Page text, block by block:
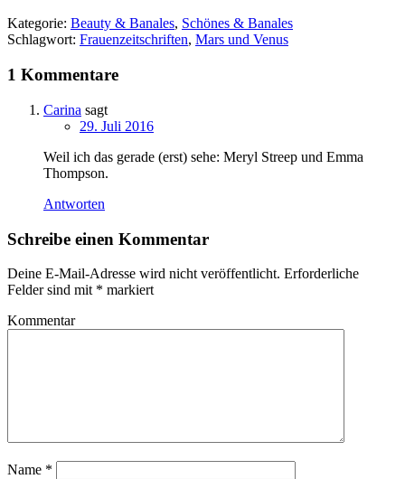
Kategorie: Beauty & Banales, Schönes & Banales
Schlagwort: Frauenzeitschriften, Mars und Venus
1 Kommentare
Carina sagt
29. Juli 2016
Weil ich das gerade (erst) sehe: Meryl Streep und Emma
Thompson.
Antworten
Schreibe einen Kommentar
Deine E-Mail-Adresse wird nicht veröffentlicht. Erforderliche
Felder sind mit * markiert
Kommentar
Name *